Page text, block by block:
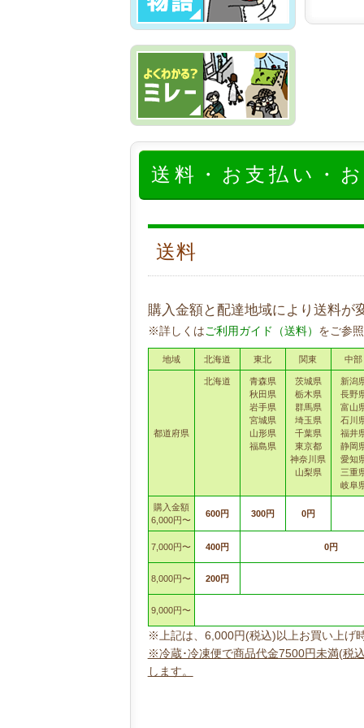
送料・お支払い・
送料
購入金額と配達地域により送料が
※詳しくはご利用ガイド（送料） をご参
地域 北海道 東北 関東 中部
都道府県
北海道
青森県
秋田県
岩手県
宮城県
山形県
福島県
茨城県
栃木県
群馬県
埼玉県
千葉県
東京都
神奈川県
山梨県
新潟
長野
富山
石川
福井
静岡
愛知
三重
岐阜
購入金額
6,000円〜
600円 300円 0円
7,000円〜 400円 0円
8,000円〜 200円
9,000円〜
※上記は、6,000円(税込)以上お買い上げ
※冷蔵･冷凍便で商品代金7500円未満(税
します。